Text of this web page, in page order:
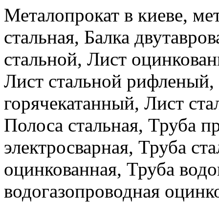
Металопрокат в киеве,
стальная, Балка
стальной, Лист
Лист стальной рифленый,
горячекатанный, Лист
Полоса стальная, Труба
электросварная, Труба
оцинкованная, Труба
водогазопроводная